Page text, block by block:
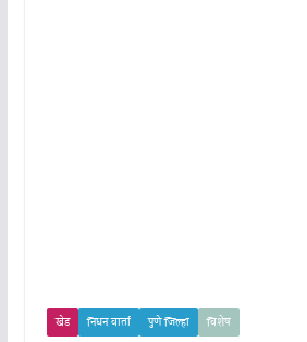
खेड निधन वार्ता पुणे जिल्हा विशेष